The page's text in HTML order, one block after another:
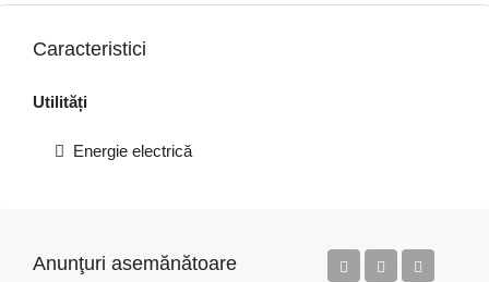
Caracteristici
Utilități
Energie electrică
Anunţuri asemănătoare